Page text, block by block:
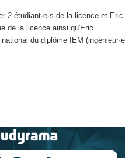
2 étudiant·e·s de la licence et Eric
de la licence ainsi qu'Eric
du diplôme IEM (ingénieur·e